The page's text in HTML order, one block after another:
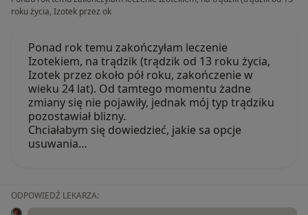
roku życia, Izotek przez ok
Ponad rok temu zakończyłam leczenie
Izotekiem, na trądzik (trądzik od 13 roku życia,
Izotek przez około pół roku, zakończenie w
wieku 24 lat). Od tamtego momentu żadne
zmiany się nie pojawiły, jednak mój typ trądziku
pozostawiał blizny.
Chciałabym się dowiedzieć, jakie sa opcje
usuwania…
ODPOWIEDŹ LEKARZA: